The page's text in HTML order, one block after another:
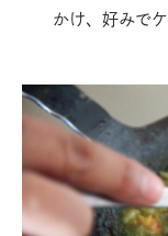
かけ、好みで